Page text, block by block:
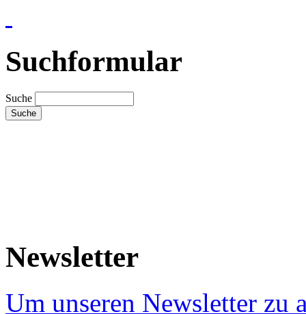
Suchformular
Suche
Newsletter
Um unseren Newsletter zu